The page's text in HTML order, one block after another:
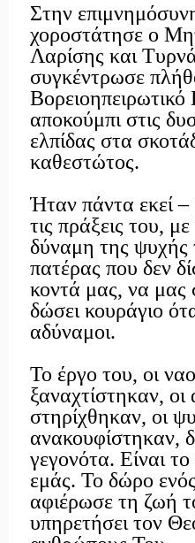
Στην
χοροστάτησε ο
Λαρίσης και
συγκέντρωσε
αποκούμπι στις
ελπίδας στα
καθεστώτος.
Ήταν πάντα εκεί –
τις πράξεις του,
δύναμη της ψυχής
πατέρας που δεν
κοντά μας, να μας
δώσει κουράγιο
αδύναμοι.
Το έργο του, οι
ξαναχτίστηκαν,
στηρίχθηκαν, οι
ανακουφίστηκαν,
γεγονότα. Είναι
εμάς. Το δώρο
αφιέρωσε τη ζωή
υπηρετήσει τον